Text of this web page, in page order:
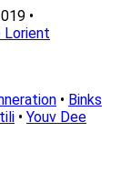
•
Lorient
• Binks
• Youv Dee